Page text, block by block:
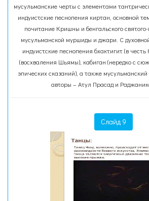
мусульманские черты с элементами
индуистские песнопения киртан, основной
почитание Кришны и бенгальского
мусульманской муршиды и джари. С
индуистские песнопения бхактигит (в
(восхваления Шьямы), кабиган (нередко с
эпических сказаний), а также
авторы – Атул Прасад и
Слайд 9